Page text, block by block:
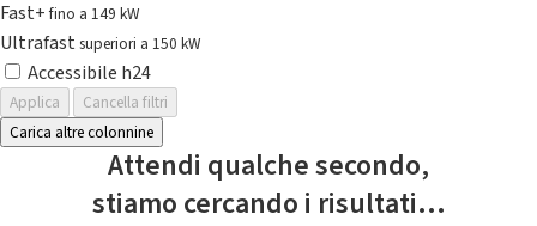
Fast+fino a 149 kW
Ultrafast superiori a 150 kW
Accessibile h24
Applica
Cancella filtri
Carica altre colonnine
Attendi qualche secondo,
stiamo cercando i risultati...